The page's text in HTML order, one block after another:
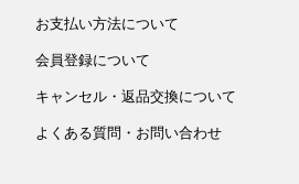
お支払い方法について
会員登録について
キャンセル・返品交換について
よくある質問・お問い合わせ